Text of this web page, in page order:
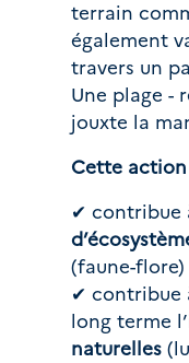
terrain
également
travers un
Une plage -
jouxte la
Cette action
✔ contribue
(faune-flore)
✔ contribue
long terme
naturelles